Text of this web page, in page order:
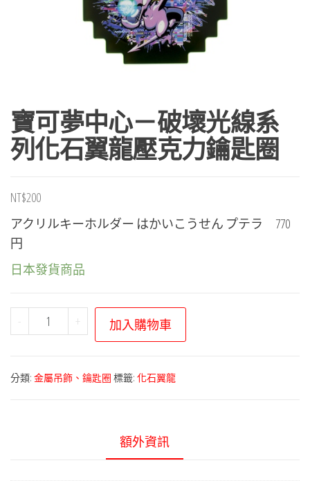
寶可夢中心－破壞光線系
列化石翼龍壓克力鑰匙圈
NT$200
アクリルキーホルダー はかいこうせん プテラ 770
円
日本發貨商品
-
可
中
+ 加入購物車
分類: 金屬吊飾、鑰匙圈 標籤: 化石翼龍
額外資訊